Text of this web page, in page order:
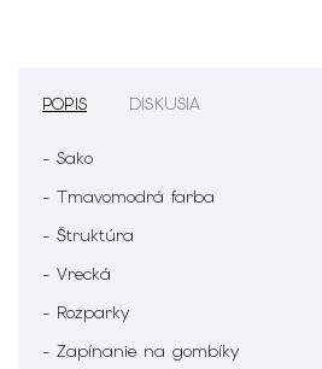
POPIS DISKUSIA
- Sako
- Tmavomodrá farba
- Štruktúra
- Vrecká
- Rozparky
- Zapínanie na gombíky